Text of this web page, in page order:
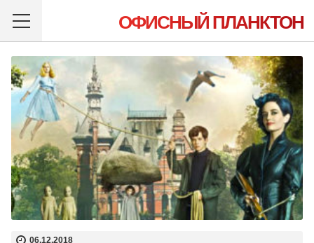
ОФИСНЫЙ ПЛАНКТОН
06.12.2018